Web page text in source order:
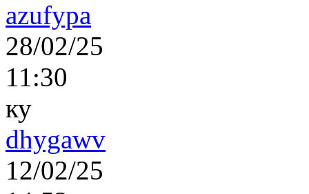
azufypa
28/02/25
11:30
ку
dhygawv
12/02/25